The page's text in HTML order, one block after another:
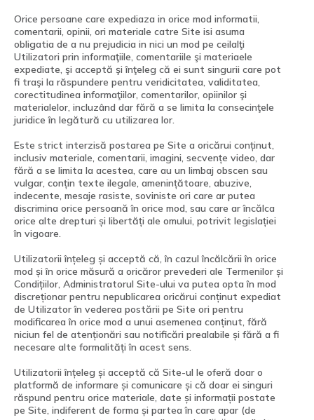
Orice persoane care expediaza in orice mod informatii,
comentarii, opinii, ori materiale catre Site isi asuma
obligatia de a nu prejudicia in nici un mod pe ceilalţi
Utilizatori prin informaţiile, comentariile şi materiaele
expediate, şi acceptă şi înţeleg că ei sunt singurii care pot
fi traşi la răspundere pentru veridicitatea, validitatea,
corectitudinea informaţiilor, comentarilor, opiinilor şi
materialelor, incluzând dar fără a se limita la consecinţele
juridice în legătură cu utilizarea lor.
Este strict interzisă postarea pe Site a oricărui conținut,
inclusiv materiale, comentarii, imagini, secvențe video, dar
fără a se limita la acestea, care au un limbaj obscen sau
vulgar, conțin texte ilegale, amenințătoare, abuzive,
indecente, mesaje rasiste, soviniste ori care ar putea
discrimina orice persoană în orice mod, sau care ar încălca
orice alte drepturi și libertăți ale omului, potrivit legislației
în vigoare.
Utilizatorii înțeleg și acceptă că, în cazul încălcării în orice
mod și în orice măsură a oricăror prevederi ale Termenilor și
Condițiilor, Administratorul Site-ului va putea opta în mod
discreționar pentru nepublicarea oricărui conținut expediat
de Utilizator în vederea postării pe Site ori pentru
modificarea în orice mod a unui asemenea conținut, fără
niciun fel de atenționări sau notificări prealabile și fără a fi
necesare alte formalități în acest sens.
Utilizatorii înțeleg și acceptă că Site-ul le oferă doar o
platformă de informare și comunicare și că doar ei singuri
răspund pentru orice materiale, date și informații postate
pe Site, indiferent de forma și partea în care apar (de